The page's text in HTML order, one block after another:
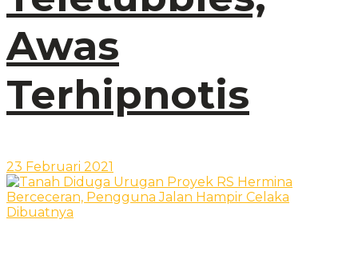
Awas
Terhipnotis
23 Februari 2021